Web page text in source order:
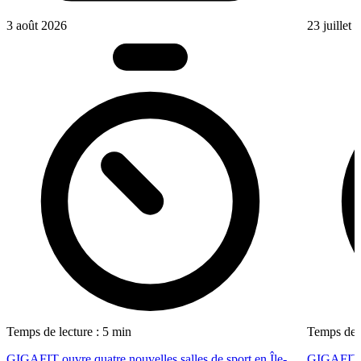
3 août 2026
Temps de lecture : 5 min
23 juillet
Temps de